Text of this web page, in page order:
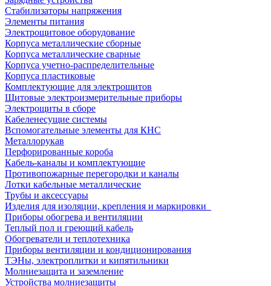
Стабилизаторы напряжения
Элементы питания
Электрощитовое оборудование
Корпуса металлические сборные
Корпуса металлические сварные
Корпуса учетно-распределительные
Корпуса пластиковые
Комплектующие для электрощитов
Щитовые электроизмерительные приборы
Электрощиты в сборе
Кабеленесущие системы
Вспомогательные элементы для КНС
Металлорукав
Перфорированные короба
Кабель-каналы и комплектующие
Противопожарные перегородки и каналы
Лотки кабельные металлические
Трубы и аксессуары
Изделия для изоляции, крепления и маркировки
Приборы обогрева и вентиляции
Теплый пол и греющий кабель
Обогреватели и теплотехника
Приборы вентиляции и кондиционирования
ТЭНы, электроплитки и кипятильники
Молниезащита и заземление
Устройства молниезащиты